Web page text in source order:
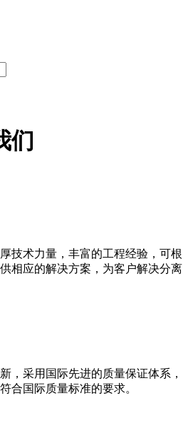
们
技术力量，丰富的工程经验，可根
相应的解决方案，为客户解决分离
，采用国际先进的质量保证体系，
合国际质量标准的要求。